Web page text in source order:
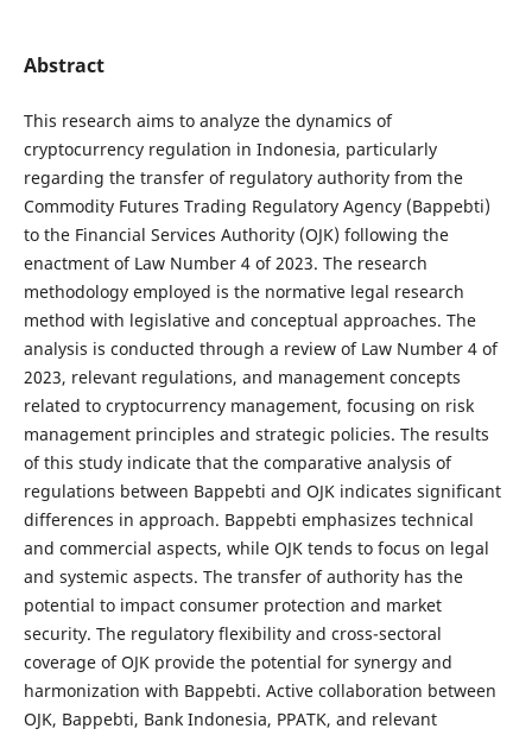
Abstract
This research aims to analyze the dynamics of
cryptocurrency regulation in Indonesia, particularly
regarding the transfer of regulatory authority from the
Commodity Futures Trading Regulatory Agency (Bappebti)
to the Financial Services Authority (OJK) following the
enactment of Law Number 4 of 2023. The research
methodology employed is the normative legal research
method with legislative and conceptual approaches. The
analysis is conducted through a review of Law Number 4 of
2023, relevant regulations, and management concepts
related to cryptocurrency management, focusing on risk
management principles and strategic policies. The results
of this study indicate that the comparative analysis of
regulations between Bappebti and OJK indicates significant
differences in approach. Bappebti emphasizes technical
and commercial aspects, while OJK tends to focus on legal
and systemic aspects. The transfer of authority has the
potential to impact consumer protection and market
security. The regulatory flexibility and cross-sectoral
coverage of OJK provide the potential for synergy and
harmonization with Bappebti. Active collaboration between
OJK, Bappebti, Bank Indonesia, PPATK, and relevant